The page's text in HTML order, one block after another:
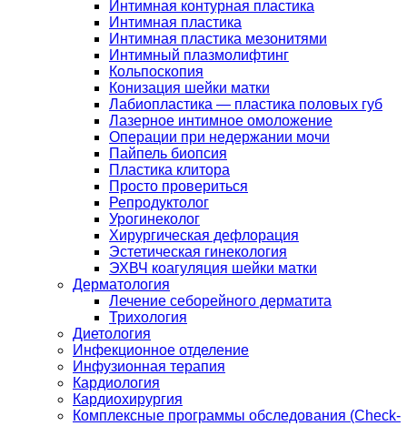
Интимная контурная пластика
Интимная пластика
Интимная пластика мезонитями
Интимный плазмолифтинг
Кольпоскопия
Конизация шейки матки
Лабиопластика — пластика половых губ
Лазерное интимное омоложение
Операции при недержании мочи
Пайпель биопсия
Пластика клитора
Просто провериться
Репродуктолог
Урогинеколог
Хирургическая дефлорация
Эстетическая гинекология
ЭХВЧ коагуляция шейки матки
Дерматология
Лечение себорейного дерматита
Трихология
Диетология
Инфекционное отделение
Инфузионная терапия
Кардиология
Кардиохирургия
Комплексные программы обследования (Check-